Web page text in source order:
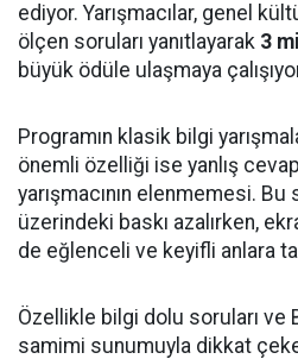
ediyor. Yarışmacılar, genel
ölçen soruları yanıtlayarak 3
büyük ödüle ulaşmaya
Programın klasik bilgi
önemli özelliği ise yanlış
yarışmacının elenmemesi. Bu
üzerindeki baskı azalırken,
de eğlenceli ve keyifli anlara
Özellikle bilgi dolu soruları ve
samimi sunumuyla dikkat